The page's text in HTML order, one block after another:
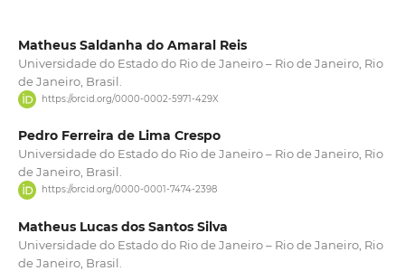
Matheus Saldanha do Amaral Reis
Universidade do Estado do Rio de Janeiro – Rio de Janeiro, Rio
de Janeiro, Brasil.
https://orcid.org/0000-0002-5971-429X
Pedro Ferreira de Lima Crespo
Universidade do Estado do Rio de Janeiro – Rio de Janeiro, Rio
de Janeiro, Brasil.
https://orcid.org/0000-0001-7474-2398
Matheus Lucas dos Santos Silva
Universidade do Estado do Rio de Janeiro – Rio de Janeiro, Rio
de Janeiro, Brasil.